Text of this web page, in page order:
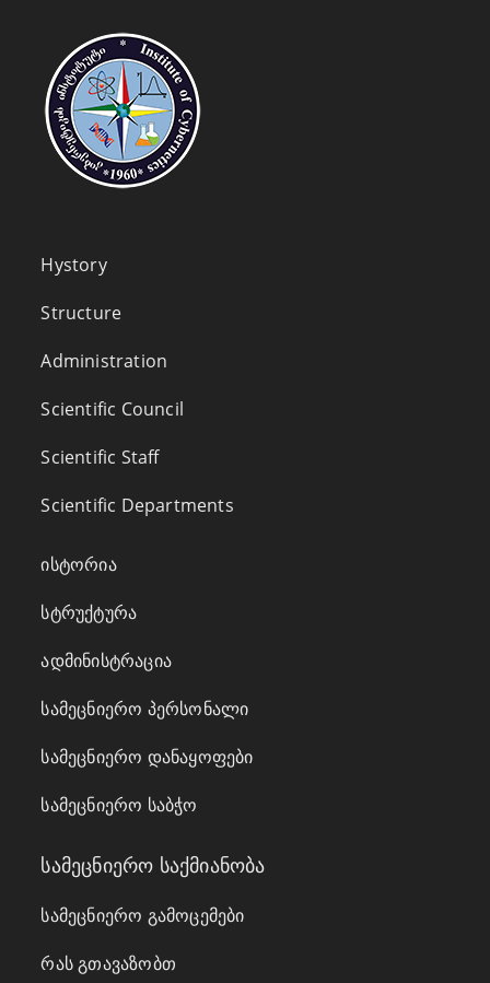
Hystory
Structure
Administration
Scientific Council
Scientific Staff
Scientific Departments
ისტორია
სტრუქტურა
ადმინისტრაცია
სამეცნიერო პერსონალი
სამეცნიერო დანაყოფები
სამეცნიერო საბჭო
სამეცნიერო საქმიანობა
სამეცნიერო გამოცემები
რას გთავაზობთ